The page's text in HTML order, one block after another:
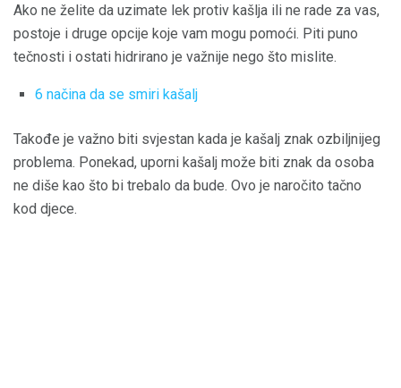
Ako ne želite da uzimate lek protiv kašlja ili ne rade za vas,
postoje i druge opcije koje vam mogu pomoći. Piti puno
tečnosti i ostati hidrirano je važnije nego što mislite.
6 načina da se smiri kašalj
Takođe je važno biti svjestan kada je kašalj znak ozbiljnijeg
problema. Ponekad, uporni kašalj može biti znak da osoba
ne diše kao što bi trebalo da bude. Ovo je naročito tačno
kod djece.